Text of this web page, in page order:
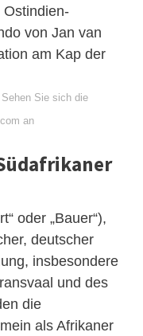
von Jan van
am Kap der
Sehen Sie sich die
an
oder „Bauer“),
deutscher
insbesondere
und des
die
als Afrikaner